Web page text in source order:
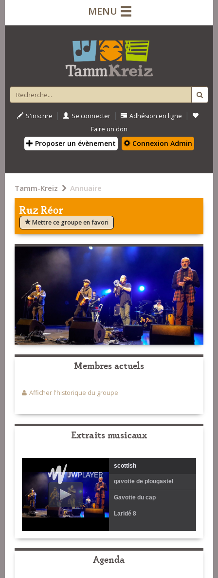
MENU
S'inscrire | Se connecter | Adhésion en ligne |
Faire un don
Proposer un évènement Connexion Admin
Tamm-Kreiz Annuaire
Ruz Réor
Mettre ce groupe en favori
Membres actuels
Afficher l'historique du groupe
Extraits musicaux
scottish
gavotte de plougastel
Gavotte du cap
Laridé 8
Agenda